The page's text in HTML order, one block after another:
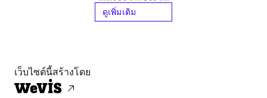
ดูเพิ่มเติม
เว็บไซต์นี้สร้างโดย